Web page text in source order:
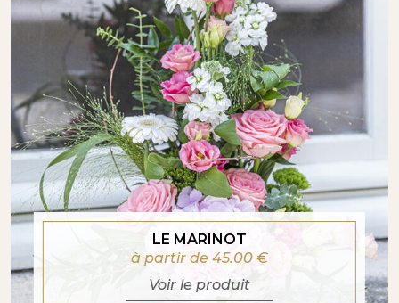
LE MARINOT
à partir de 45.00 €
Voir le produit